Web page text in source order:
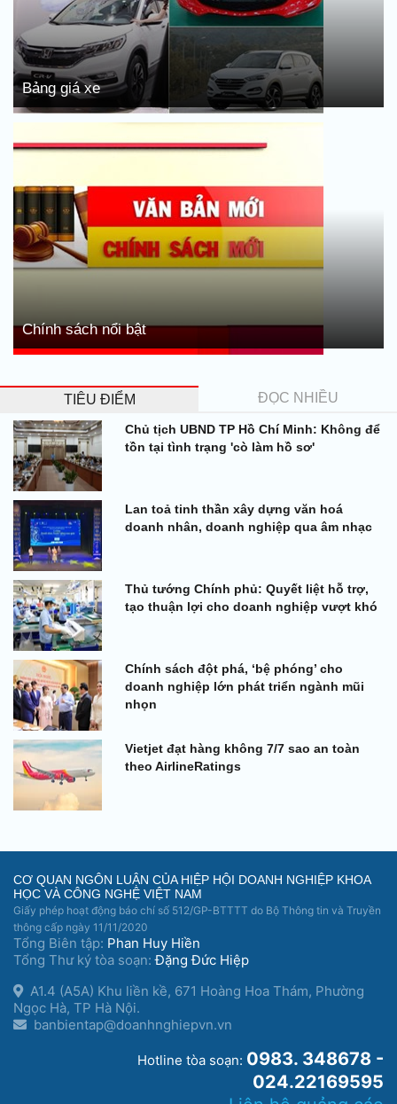
Bảng giá xe
Chính sách nổi bật
TIÊU ĐIỂM ĐỌC NHIỀU
Chủ tịch UBND TP Hồ Chí Minh: Không để
tồn tại tình trạng 'cò làm hồ sơ'
Lan toả tinh thần xây dựng văn hoá
doanh nhân, doanh nghiệp qua âm nhạc
Thủ tướng Chính phủ: Quyết liệt hỗ trợ,
tạo thuận lợi cho doanh nghiệp vượt khó
Chính sách đột phá, ‘bệ phóng’ cho
doanh nghiệp lớn phát triển ngành mũi
nhọn
Vietjet đạt hàng không 7/7 sao an toàn
theo AirlineRatings
CƠ QUAN NGÔN LUẬN CỦA HIỆP HỘI DOANH NGHIỆP KHOA
HỌC VÀ CÔNG NGHỆ VIỆT NAM
Giấy phép hoạt động báo chí số 512/GP-BTTTT do Bộ Thông tin và Truyền
thông cấp ngày 11/11/2020
Tổng Biên tập: Phan Huy Hiền
Tổng Thư ký tòa soạn:Đặng Đức Hiệp
A1.4 (A5A) Khu liền kề, 671 Hoàng Hoa Thám, Phường
Ngọc Hà, TP Hà Nội.
banbientap@doanhnghiepvn.vn
Hotline tòa soạn: 0983. 348678 -
024.22169595